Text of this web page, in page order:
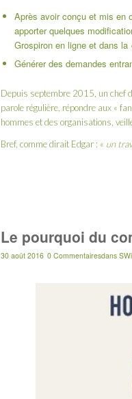
Après avoir conçu et mis en
apporter quelques
Grospiron en ligne et dans la
Générer des demandes
Depuis septembre 2015, un chef
parole régulière, répondre aux «
hommes et des organisations,
Bref, comme dirait Edgar : « un
Le pourquoi du
30 août 2016 0 Commentairesdans